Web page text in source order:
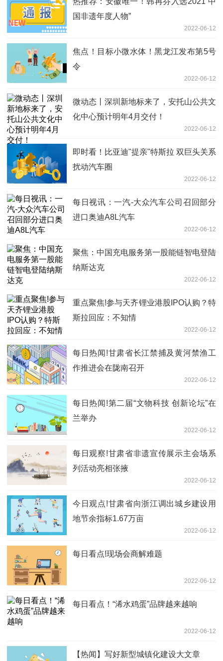
国非遗年度人物”
2022-06-12
焦点！目标小微水体！黑龙江发布第5号
令
2022-06-12
微动态丨深圳新地标来了，安托山公共文
化中心预计明年4月交付！
2022-06-12
即时看！比亚迪"提亲"特斯拉 双巨头关系
扰动汽车圈
2022-06-12
每日视讯：一汽-大众汽车公司召回部分
进口奥迪A8L汽车
2022-06-12
聚焦：中国充电服务第一股能链智电登陆
纳斯达克
2022-06-12
重点聚焦!参与天齐锂业港股IPO认购？特
斯拉回应：不知情
2022-06-12
每日热闻!甘肃省长江禁捕及黄河禁渔工
作推进会在陇南召开
2022-06-12
每日热闻!第二届“文物科技 创新论坛”在
兰举办
2022-06-12
每日观察!甘肃省非遗宣传展示主会场系
列活动亮相张掖
2022-06-12
今日观点!甘肃省向浙江调出城乡建设用
地节余指标1.67万亩
2022-06-12
每日看点!现场会商解难题
2022-06-12
每日看点！“浠水鸡蛋”品牌越来越响
2022-06-12
【热闻】写好新型城镇化建设大文章